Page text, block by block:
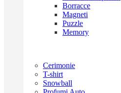
Borracce
Magneti
Puzzle
Memory
Cerimonie
T-shirt
Snowball